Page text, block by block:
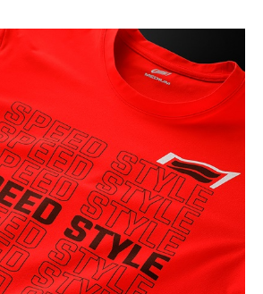
NAVY
カートに入れる
NAVY
L
¥6,160(税込)
NAVY
LL
¥6,160(税込)
カートに入れる
RED
¥6,160(税込)
カートに入れる